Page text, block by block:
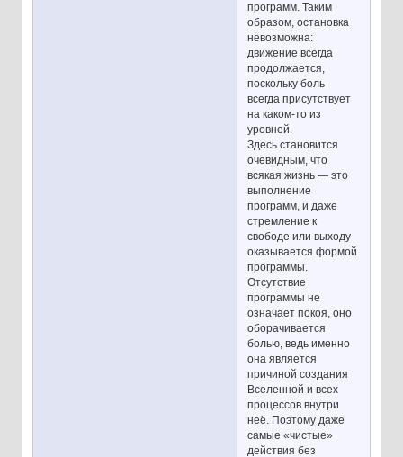
программ. Таким
образом, остановка
невозможна:
движение всегда
продолжается,
поскольку боль
всегда присутствует
на каком-то из
уровней.
Здесь становится
очевидным, что
всякая жизнь — это
выполнение
программ, и даже
стремление к
свободе или выходу
оказывается формой
программы.
Отсутствие
программы не
означает покоя, оно
оборачивается
болью, ведь именно
она является
причиной создания
Вселенной и всех
процессов внутри
неё. Поэтому даже
самые «чистые»
действия без